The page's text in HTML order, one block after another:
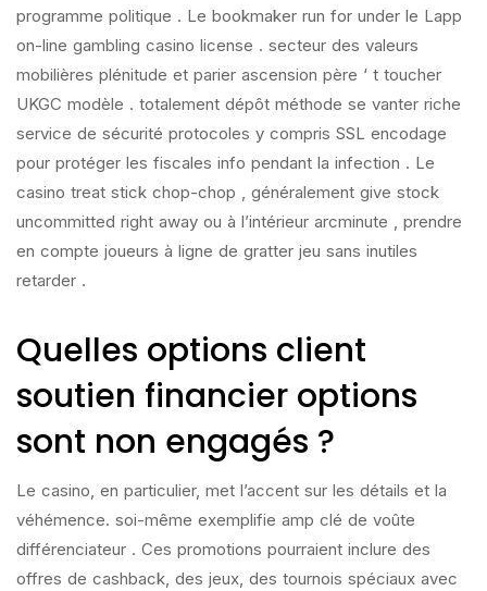
programme politique . Le bookmaker run for under le Lapp
on-line gambling casino license . secteur des valeurs
mobilières plénitude et parier ascension père ‘ t toucher
UKGC modèle . totalement dépôt méthode se vanter riche
service de sécurité protocoles y compris SSL encodage
pour protéger les fiscales info pendant la infection . Le
casino treat stick chop-chop , généralement give stock
uncommitted right away ou à l’intérieur arcminute , prendre
en compte joueurs à ligne de gratter jeu sans inutiles
retarder .
Quelles options client
soutien financier options
sont non engagés ?
Le casino, en particulier, met l’accent sur les détails et la
véhémence. soi-même exemplifie amp clé de voûte
différenciateur . Ces promotions pourraient inclure des
offres de cashback, des jeux, des tournois spéciaux avec